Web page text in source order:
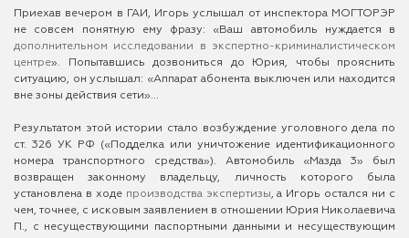
Приехав вечером в ГАИ, Игорь услышал от инспектора МОГТОРЭР
не совсем понятную ему фразу: «Ваш автомобиль нуждается в
дополнительном исследовании в экспертно-криминалистическом
центре». Попытавшись дозвониться до Юрия, чтобы прояснить
ситуацию, он услышал: «Аппарат абонента выключен или находится
вне зоны действия сети»...
Результатом этой истории стало возбуждение уголовного дела по
ст. 326 УК РФ («Подделка или уничтожение идентификационного
номера транспортного средства»). Автомобиль «Мазда 3» был
возвращен законному владельцу, личность которого была
установлена в ходе производства экспертизы, а Игорь остался ни с
чем, точнее, с исковым заявлением в отношении Юрия Николаевича
П., с несуществующими паспортными данными и несуществующим